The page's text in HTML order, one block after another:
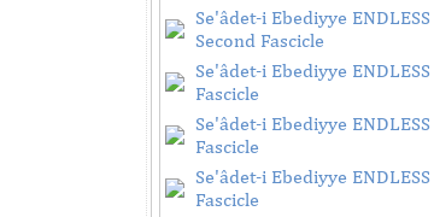
Se'âdet-i Ebediyye ENDLESS
Second Fascicle
Se'âdet-i Ebediyye
Fascicle
Se'âdet-i Ebediyye
Fascicle
Se'âdet-i Ebediyye
Fascicle